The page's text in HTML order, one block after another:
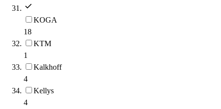
KOGA
18
KTM
1
Kalkhoff
4
Kellys
4